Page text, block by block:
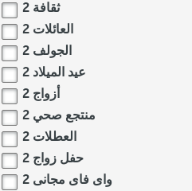
ثقافة 2
العائلات 2
الجولف 2
عيد الميلاد 2
أزواج 2
منتجع صحي 2
العطلات 2
حفل زواج 2
واى فاى مجانى 2